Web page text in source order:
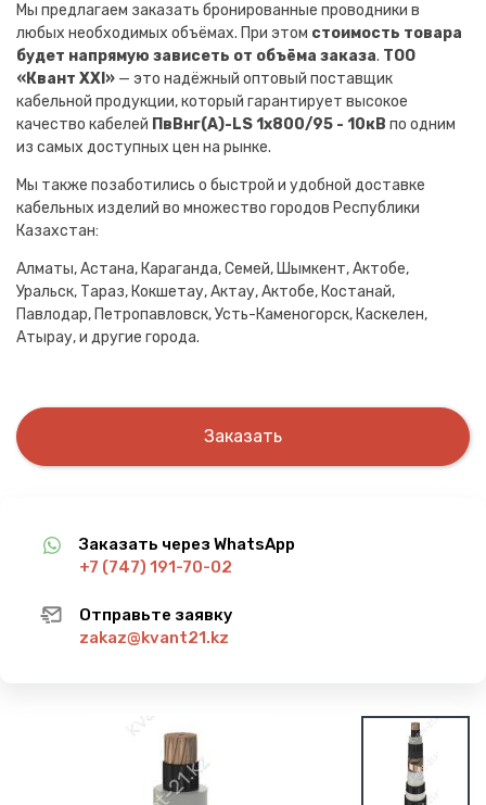
Мы предлагаем заказать бронированные проводники в
любых необходимых объёмах. При этом стоимость товара
будет напрямую зависеть от объёма заказа. ТОО
«Квант XXI» — это надёжный оптовый поставщик
кабельной продукции, который гарантирует высокое
качество кабелей ПвВнг(A)-LS 1х800/95 - 10кВ по одним
из самых доступных цен на рынке.
Мы также позаботились о быстрой и удобной доставке
кабельных изделий во множество городов Республики
Казахстан:
Алматы, Астана, Караганда, Семей, Шымкент, Актобе,
Уральск, Тараз, Кокшетау, Актау, Актобе, Костанай,
Павлодар, Петропавловск, Усть-Каменогорск, Каскелен,
Атырау, и другие города.
Заказать
Заказать через WhatsApp
+7 (747) 191-70-02
Отправьте заявку
zakaz@kvant21.kz